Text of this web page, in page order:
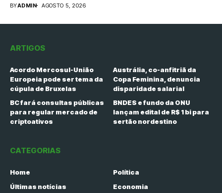
BYADMIN AGOSTO 5, 2026
ARTIGOS
Acordo Mercosul-União
Europeia pode ser tema da
cúpula de Bruxelas
Austrália, co-anfitriã da
Copa Feminina, denuncia
disparidade salarial
BC fará consultas públicas
para regular mercado de
criptoativos
BNDES e fundo da ONU
lançam edital de R$ 1 bi para
sertão nordestino
CATEGORIAS
Home
Política
Últimas notícias
Economia